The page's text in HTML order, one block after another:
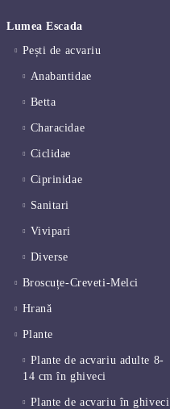
Lumea Escada
Pești de acvariu
Anabantidae
Betta
Characidae
Ciclidae
Ciprinidae
Sanitari
Vivipari
Diverse
Broscuțe-Creveti-Melci
Hrană
Plante
Plante de acvariu adulte 8-
14 cm în ghiveci
Plante de acvariu în ghiveci